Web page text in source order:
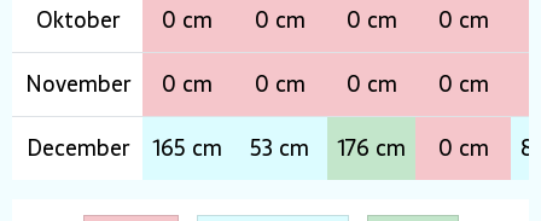
Oktober
0 cm 0 cm 0 cm 0 cm
November
0 cm 0 cm 0 cm 0 cm
December
165 cm 53 cm 176 cm 0 cm